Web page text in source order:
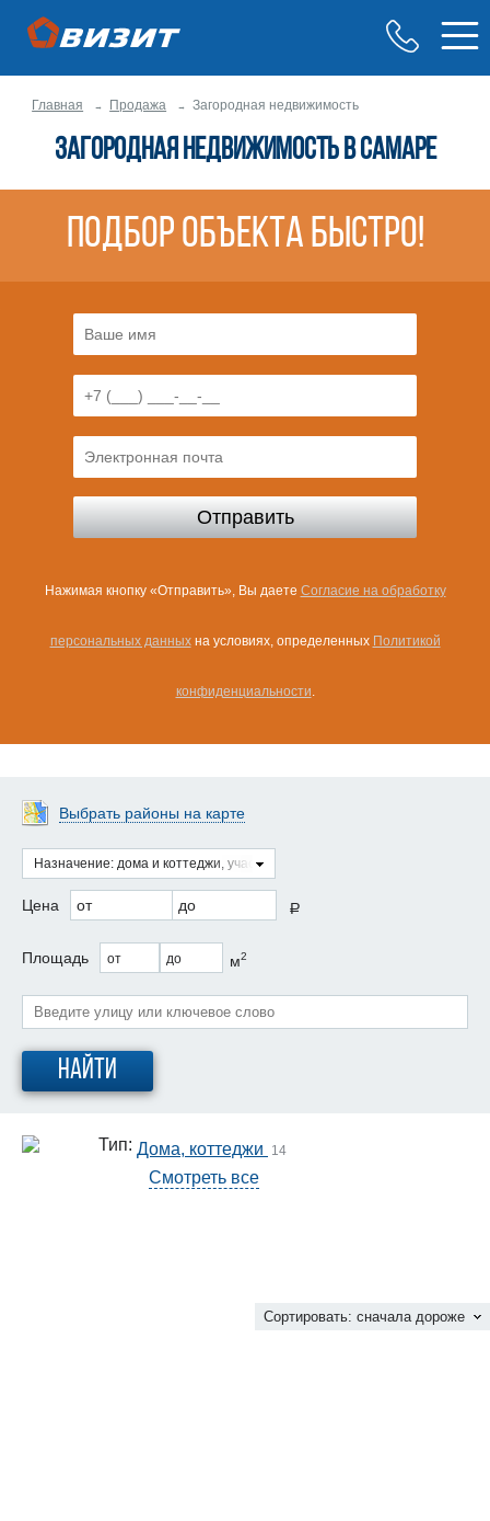
Главная Продажа Загородная недвижимость
Загородная недвижимость в Самаре
Подбор объекта быстро!
Нажимая кнопку «Отправить», Вы даете Согласие на обработку
персональных данныхна условиях, определенных Политикой
конфиденциальности.
Выбрать районы на карте
Назначение: дома и коттеджи, участки
Цена от до a
Площадь от до м2
Найти
Тип: Дома, коттеджи 14
Смотреть все
Сортировать: сначала дороже